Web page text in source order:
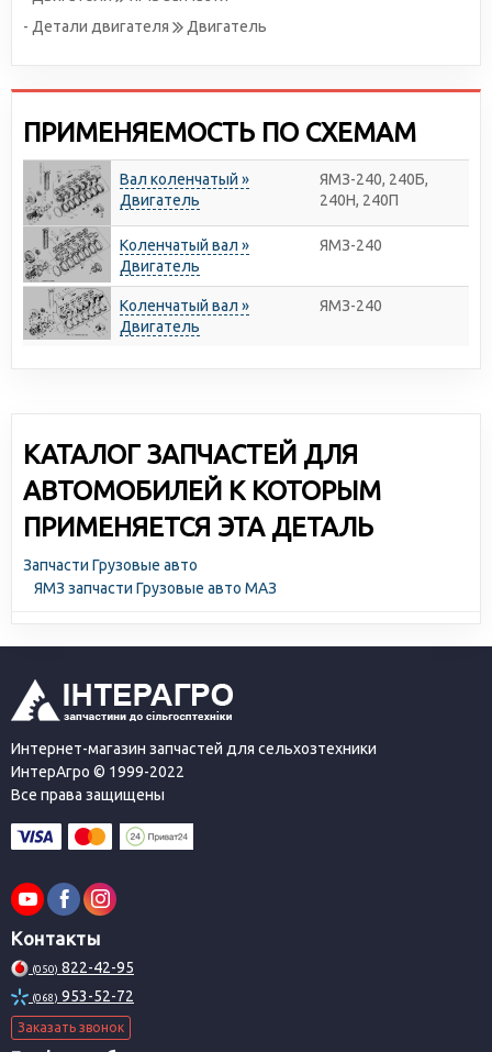
- Детали двигателя
Двигатель
ПРИМЕНЯЕМОСТЬ ПО СХЕМАМ
Вал коленчатый »
Двигатель
ЯМЗ-240, 240Б,
240Н, 240П
Коленчатый вал »
Двигатель
ЯМЗ-240
Коленчатый вал »
Двигатель
ЯМЗ-240
КАТАЛОГ ЗАПЧАСТЕЙ ДЛЯ
АВТОМОБИЛЕЙ К КОТОРЫМ
ПРИМЕНЯЕТСЯ ЭТА ДЕТАЛЬ
Запчасти Грузовые авто
ЯМЗ запчасти Грузовые авто МАЗ
Интернет-магазин запчастей для сельхозтехники
ИнтерАгро © 1999-2022
Все права защищены
Контакты
(050) 822-42-95
(068) 953-52-72
Заказать звонок